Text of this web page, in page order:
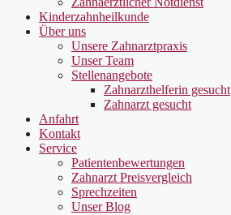
Kinderzahnheilkunde
Über uns
Unsere Zahnarztpraxis
Unser Team
Stellenangebote
Zahnarzthelferin gesucht
Zahnarzt gesucht
Anfahrt
Kontakt
Service
Patientenbewertungen
Zahnarzt Preisvergleich
Sprechzeiten
Unser Blog